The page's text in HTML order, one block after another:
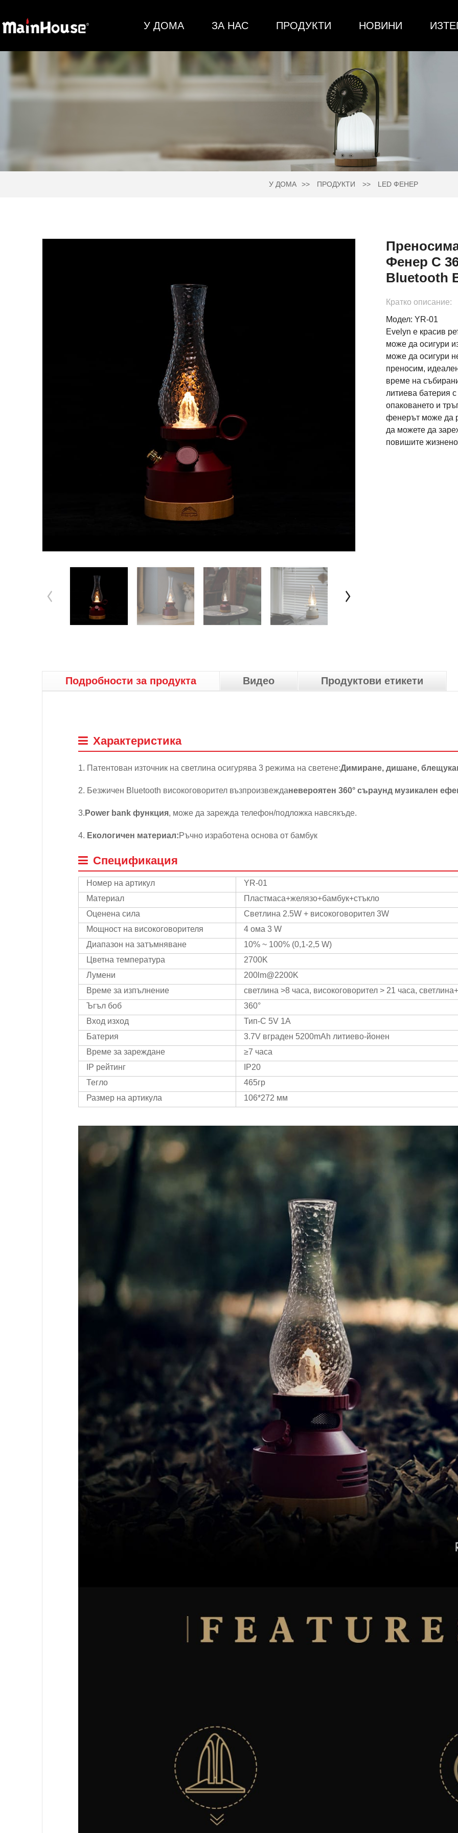
У ДОМА ЗА НАС ПРОДУКТИ НОВИНИ
У ДОМА ПРОДУКТИ LED ФЕНЕР
Фенер С
Bluetooth
Кратко описание:
Модел: YR-01
Evelyn е красив
може да осигури
може да осигури
преносим,
време на
литиева батерия
опаковането и
фенерът може да
да можете да
повишите
Подробности за продукта Видео Продуктови етикети
Характеристика
1. Патентован източник на светлина осигурява 3 режима на светене:Димиране, дишане,
2. Безжичен Bluetooth високоговорител възпроизвежданевероятен 360° съраунд музикален
3. Power bank функция, може да зарежда телефон/подложка навсякъде.
4. Екологичен материал:Ръчно изработена основа от бамбук
Спецификация
Номер на артикул
YR-01
Материал
Пластмаса+желязо+бамбук+стъкло
Оценена сила
Светлина 2.5W + високоговорител 3W
Мощност на високоговорителя
4 ома 3 W
Диапазон на затъмняване
10% ~ 100% (0,1-2,5 W)
Цветна температура
2700K
Лумени
200lm@2200K
Време за изпълнение
светлина >8 часа, високоговорител > 21 часа,
Ъгъл боб
360°
Вход изход
Тип-C 5V 1A
Батерия
3.7V вграден 5200mAh литиево-йонен
Време за зареждане
≥7 часа
IP рейтинг
IP20
Тегло
465гр
Размер на артикула
106*272 мм